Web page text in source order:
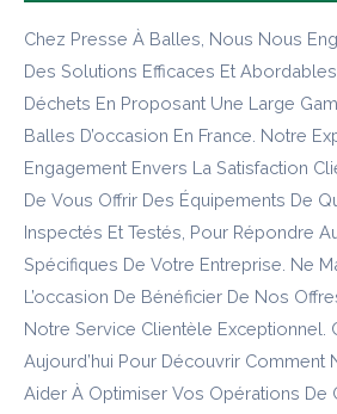
Chez Presse À Balles, Nous Nous
Des Solutions Efficaces Et
Déchets En Proposant Une Large
Balles D’occasion En France. Notre
Engagement Envers La Satisfaction
De Vous Offrir Des Équipements De
Inspectés Et Testés, Pour Répondre
Spécifiques De Votre Entreprise. Ne
L’occasion De Bénéficier De Nos
Notre Service Clientèle Exceptionnel.
Aujourd’hui Pour Découvrir Comment
Aider À Optimiser Vos Opérations De